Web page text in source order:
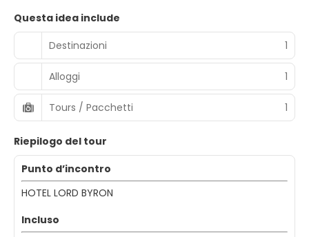
Questa idea include
Destinazioni
1
Alloggi 1
Tours / Pacchetti 1
Riepilogo del tour
Punto d’incontro
HOTEL LORD BYRON
Incluso